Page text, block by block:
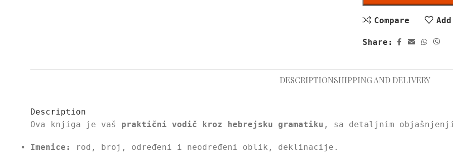
Compare
Share:
DESCRIPTIONSHIPPING AND DELIVERY
Description
Ova knjiga je vaš praktični vodič kroz hebrejsku gramatiku , sa detaljnim
Imenice: rod, broj, određeni i neodređeni oblik, deklinacije.